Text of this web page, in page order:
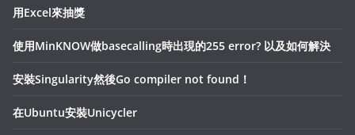
用Excel來抽獎
使用MinKNOW做basecalling時出現的255 error? 以及如何解決
安裝Singularity然後Go compiler not found！
在Ubuntu安裝Unicycler